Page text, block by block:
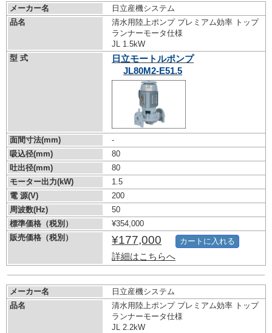
メーカー名
日立産機システム
品名
清水用陸上ポンプ プレミアム効率 トップ
ランナーモータ仕様
JL 1.5kW
型 式
日立モートルポンプ
JL80M2-E51.5
面間寸法(mm)
-
吸込径(mm)
80
吐出径(mm)
80
モーター出力(kW)
1.5
電 源(V)
200
周波数(Hz)
50
標準価格（税別）
¥354,000
販売価格（税別）
¥177,000
詳細はこちらへ
カートに入れる
メーカー名
日立産機システム
品名
清水用陸上ポンプ プレミアム効率 トップ
ランナーモータ仕様
JL 2.2kW